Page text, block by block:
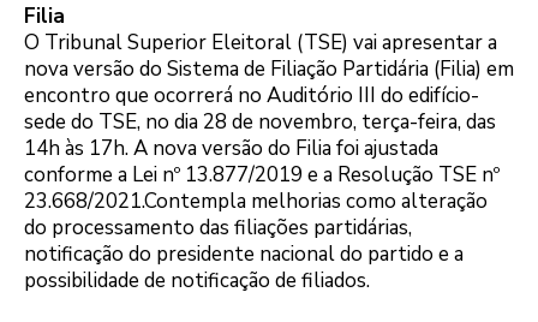
Filia
O Tribunal Superior Eleitoral (TSE) vai apresentar a
nova versão do Sistema de Filiação Partidária (Filia) em
encontro que ocorrerá no Auditório III do edifício-
sede do TSE, no dia 28 de novembro, terça-feira, das
14h às 17h. A nova versão do Filia foi ajustada
conforme a Lei nº 13.877/2019 e a Resolução TSE nº
23.668/2021.Contempla melhorias como alteração
do processamento das filiações partidárias,
notificação do presidente nacional do partido e a
possibilidade de notificação de filiados.